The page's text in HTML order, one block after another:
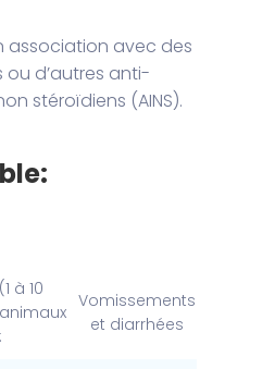
association avec des
d’autres anti-
stéroïdiens (AINS).
à 10
Vomissements
et diarrhées